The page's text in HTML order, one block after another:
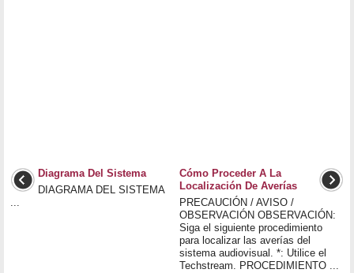
Diagrama Del Sistema
DIAGRAMA DEL SISTEMA
Cómo Proceder A La
Localización De Averías
PRECAUCIÓN / AVISO /
OBSERVACIÓN OBSERVACIÓN:
Siga el siguiente procedimiento
para localizar las averías del
sistema audiovisual. *: Utilice el
Techstream. PROCEDIMIENTO ...